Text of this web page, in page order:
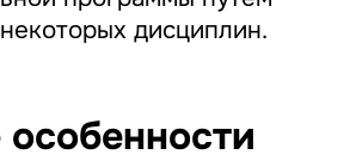
дисциплин.